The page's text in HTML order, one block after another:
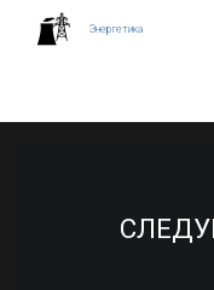
Энергетика